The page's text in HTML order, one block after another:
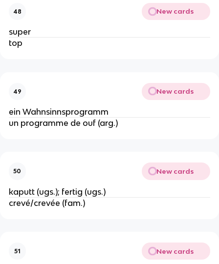
48 New cards
super
top
49 New cards
ein Wahnsinnsprogramm
un programme de ouf (arg.)
50 New cards
kaputt (ugs.); fertig (ugs.)
crevé/crevée (fam.)
51 New cards